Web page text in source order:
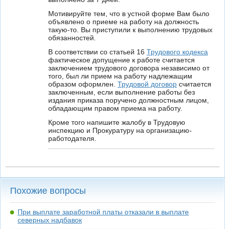
Мотивируйте тем, что в устной форме Вам было
объявлено о приеме на работу на должность
такую-то. Вы приступили к выполнению трудовых
обязанностей.
В соответствии со статьей 16 Трудового кодекса
фактическое допущение к работе считается
заключением трудового договора независимо от
того, был ли прием на работу надлежащим
образом оформлен. Трудовой договор считается
заключенным, если выполнение работы без
издания приказа поручено должностным лицом,
обладающим правом приема на работу.
Кроме того напишите жалобу в Трудовую
инспекцию и Прокуратуру на организацию-
работодателя.
Похожие вопросы
При выплате заработной платы отказали в выплате
северных надбавок